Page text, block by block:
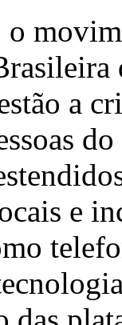
o
a
e